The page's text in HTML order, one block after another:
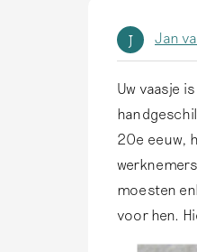
J Jan
Uw vaasje
20e eeuw,
moesten
voor hen.